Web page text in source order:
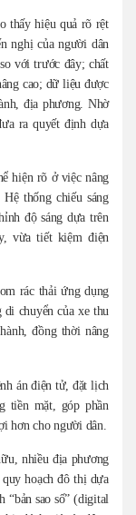
thấy hiệu quả rõ rệt
nghị của người dân
với trước đây; chất
cao; dữ liệu được
địa phương. Nhờ
ra quyết định dựa
hiện rõ ở việc nâng
thống chiếu sáng
độ sáng dựa trên
vừa tiết kiệm điện
rác thải ứng dụng
chuyển của xe thu
đồng thời nâng
án điện tử, đặt lịch
tiền mặt, góp phần
hơn cho người dân.
nhiều địa phương
hoạch đô thị dựa
“bản sao số” (digital